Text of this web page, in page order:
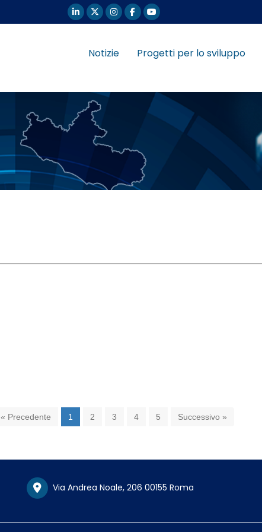
Notizie Progetti per lo sviluppo
« Precedente 1 2 3 4 5 Successivo »
Via Andrea Noale, 206 00155 Roma